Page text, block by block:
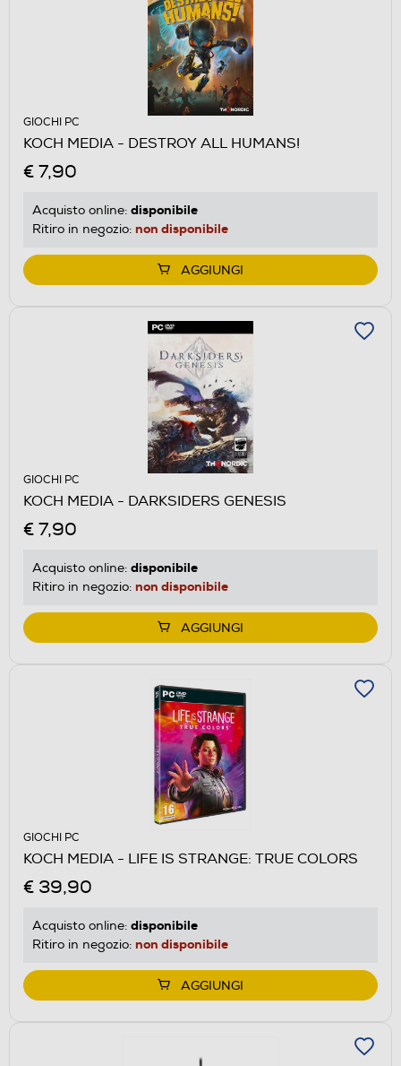
GIOCHI PC
KOCH MEDIA - DESTROY ALL HUMANS!
€ 7,90
Acquisto online: disponibile
Ritiro in negozio: non disponibile
AGGIUNGI
GIOCHI PC
KOCH MEDIA - DARKSIDERS GENESIS
€ 7,90
Acquisto online: disponibile
Ritiro in negozio: non disponibile
AGGIUNGI
GIOCHI PC
KOCH MEDIA - LIFE IS STRANGE: TRUE COLORS
€ 39,90
Acquisto online: disponibile
Ritiro in negozio: non disponibile
AGGIUNGI